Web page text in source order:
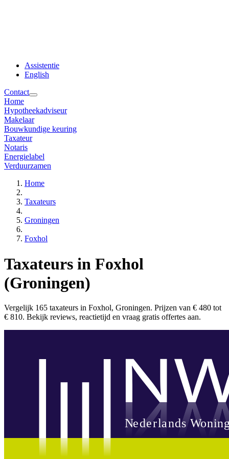
Assistentie
English
Contact
Home
Hypotheekadviseur
Makelaar
Bouwkundige keuring
Taxateur
Notaris
Energielabel
Verduurzamen
Home
Taxateurs
Groningen
Foxhol
Taxateurs in Foxhol
(Groningen)
Vergelijk 165 taxateurs in Foxhol, Groningen. Prijzen van € 480 tot
€ 810. Bekijk reviews, reactietijd en vraag gratis offertes aan.